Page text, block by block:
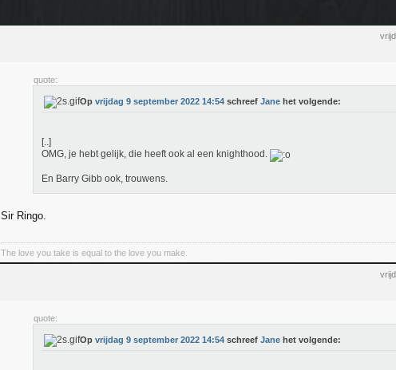
quote:
Op vrijdag 9 september 2022 14:54 schreef Jane het volgende:
[..]
OMG, je hebt gelijk, die heeft ook al een knighthood.
En Barry Gibb ook, trouwens.
Sir Ringo.
The love you take is equal to the love you make.
quote:
Op vrijdag 9 september 2022 14:54 schreef Jane het volgende: